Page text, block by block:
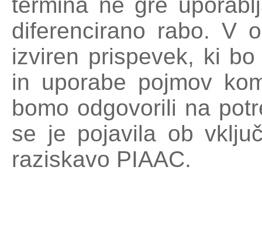
diferencirano rabo. V
izviren prispevek, ki
in uporabe pojmov
bomo odgovorili na
se je pojavila ob
raziskavo PIAAC.